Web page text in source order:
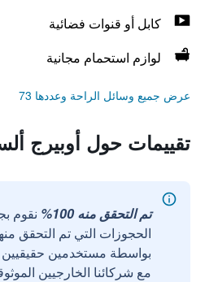
كابل أو قنوات فضائية
لوازم استحمام مجانية
عرض جميع وسائل الراحة وعددها 73
تقييمات حول أوبيرج
تم التحقق منه 100%
نقوم
الحجوزات التي تم التحقق
مع شركائنا الخارجيين